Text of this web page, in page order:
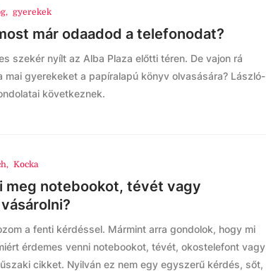
, gyerekek
már odaadod a telefonodat?
szekér nyílt az Alba Plaza előtti téren. De vajon rá
mai gyerekeket a papíralapú könyv olvasására? László-
következnek.
, Kocka
meg notebookot, tévét vagy
a fenti kérdéssel. Mármint arra gondolok, hogy mi
érdemes venni notebookot, tévét, okostelefont vagy
cikket. Nyilván ez nem egy egyszerű kérdés, sőt,